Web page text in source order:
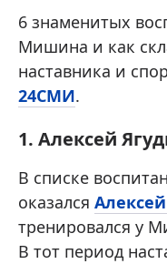
6 знаменитых
Мишина и как
наставника и
24СМИ.
1. Алексей
В списке
оказался
тренировался у
В тот период